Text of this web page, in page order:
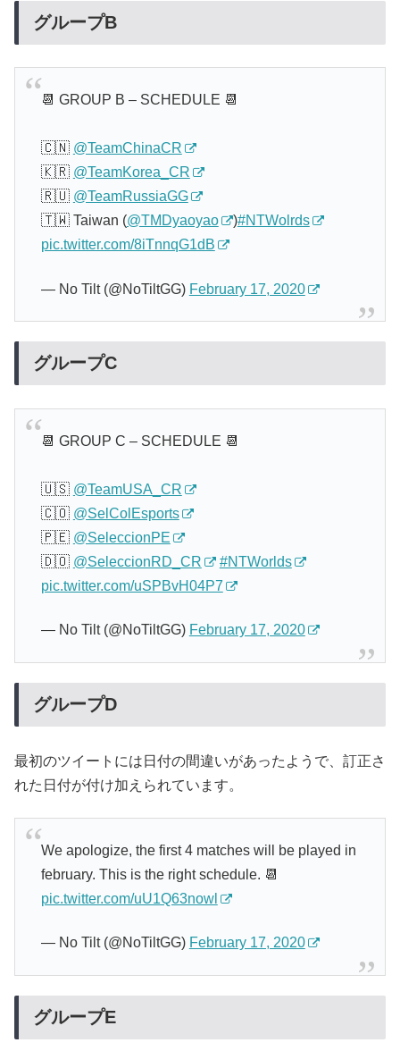
グループB
📆 GROUP B – SCHEDULE 📆
🇨🇳 @TeamChinaCR
🇰🇷 @TeamKorea_CR
🇷🇺 @TeamRussiaGG
🇹🇼 Taiwan (@TMDyaoyao )#NTWolrds
pic.twitter.com/8iTnnqG1dB
— No Tilt (@NoTiltGG) February 17, 2020
グループC
📆 GROUP C – SCHEDULE 📆
🇺🇸 @TeamUSA_CR
🇨🇴 @SelColEsports
🇵🇪 @SeleccionPE
🇩🇴 @SeleccionRD_CR
#NTWorlds
pic.twitter.com/uSPBvH04P7
— No Tilt (@NoTiltGG) February 17, 2020
グループD
最初のツイートには日付の間違いがあったようで、訂正さ
れた日付が付け加えられています。
We apologize, the first 4 matches will be played in
february. This is the right schedule. 📆
pic.twitter.com/uU1Q63nowl
— No Tilt (@NoTiltGG) February 17, 2020
グループE